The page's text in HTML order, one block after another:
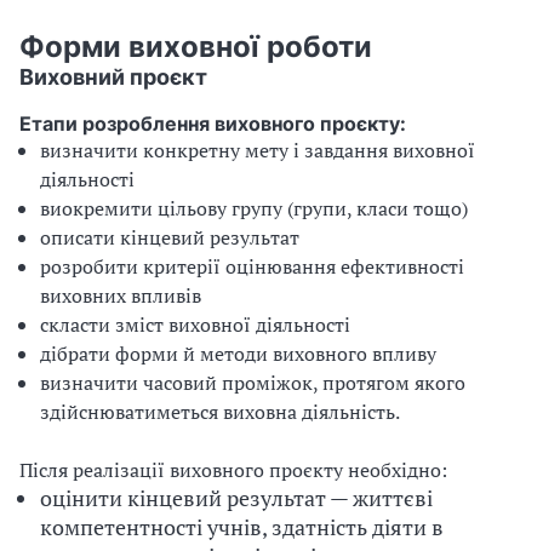
Форми виховної роботи
Виховний проєкт
Етапи розроблення виховного проєкту:
визначити конкретну мету і завдання виховної
діяльності
виокремити цільову групу (групи, класи тощо)
описати кінцевий результат
розробити критерії оцінювання ефективності
виховних впливів
скласти зміст виховної діяльності
дібрати форми й методи виховного впливу
визначити часовий проміжок, протягом якого
здійснюватиметься виховна діяльність.
Після реалізації виховного проєкту необхідно:
оцінити кінцевий результат — життєві
компетентності учнів, здатність діяти в